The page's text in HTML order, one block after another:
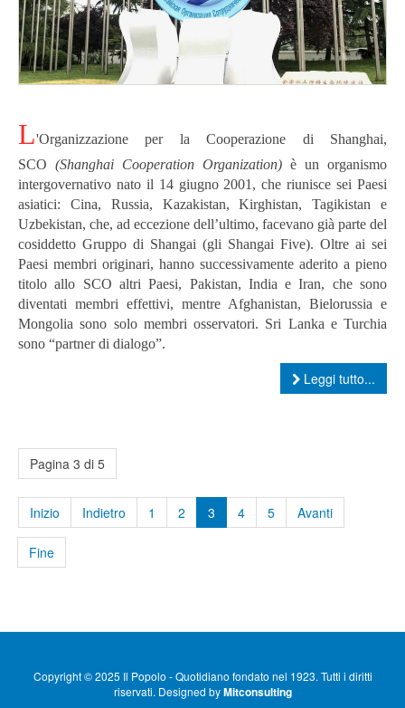
L'Organizzazione per la Cooperazione di Shanghai,
SCO (Shanghai Cooperation Organization) è un organismo
intergovernativo nato il 14 giugno 2001, che riunisce sei Paesi
asiatici: Cina, Russia, Kazakistan, Kirghistan, Tagikistan e
Uzbekistan, che, ad eccezione dell’ultimo, facevano già parte del
cosiddetto Gruppo di Shangai (gli Shangai Five). Oltre ai sei
Paesi membri originari, hanno successivamente aderito a pieno
titolo allo SCO altri Paesi, Pakistan, India e Iran, che sono
diventati membri effettivi, mentre Afghanistan, Bielorussia e
Mongolia sono solo membri osservatori. Sri Lanka e Turchia
sono “partner di dialogo”.
Leggi tutto...
Pagina 3 di 5
Inizio Indietro 1 2 3 4 5 Avanti
Fine
Copyright © 2025 Il Popolo - Quotidiano fondato nel 1923. Tutti i diritti
riservati. Designed byMitconsulting